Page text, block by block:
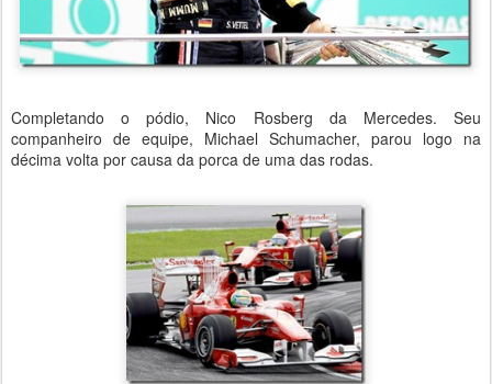
Completando o pódio, Nico Rosberg da Mercedes. Seu
companheiro de equipe, Michael Schumacher, parou logo na
décima volta por causa da porca de uma das rodas.